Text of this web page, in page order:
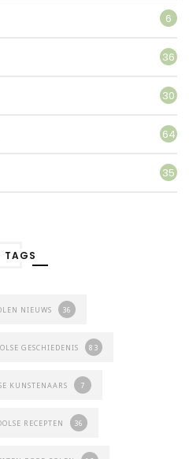
6
36
30
64
35
TAGS
NIEUWS 36
GESCHIEDENIS 83
KUNSTENAARS 7
RECEPTEN 36